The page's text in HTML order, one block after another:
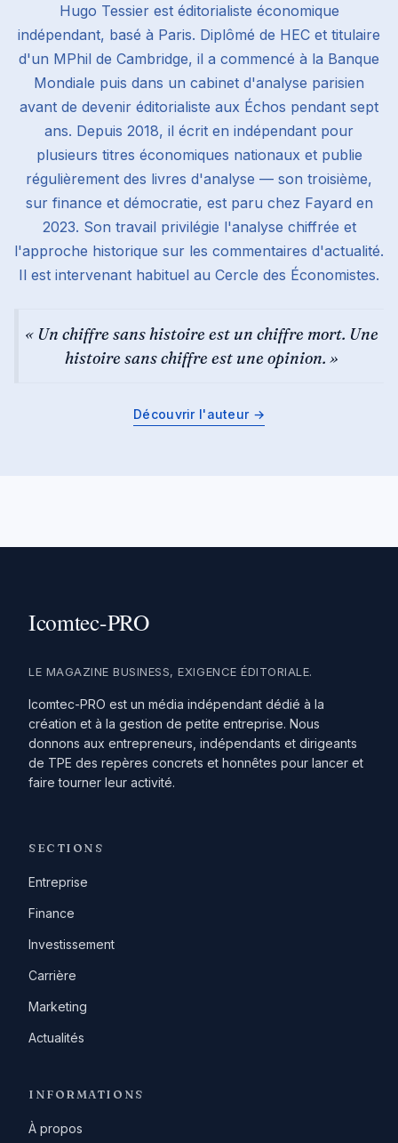
Hugo Tessier est éditorialiste économique
indépendant, basé à Paris. Diplômé de HEC et titulaire
d'un MPhil de Cambridge, il a commencé à la Banque
Mondiale puis dans un cabinet d'analyse parisien
avant de devenir éditorialiste aux Échos pendant sept
ans. Depuis 2018, il écrit en indépendant pour
plusieurs titres économiques nationaux et publie
régulièrement des livres d'analyse — son troisième,
sur finance et démocratie, est paru chez Fayard en
2023. Son travail privilégie l'analyse chiffrée et
l'approche historique sur les commentaires d'actualité.
Il est intervenant habituel au Cercle des Économistes.
« Un chiffre sans histoire est un chiffre mort. Une
histoire sans chiffre est une opinion. »
Découvrir l'auteur →
LE MAGAZINE BUSINESS, EXIGENCE ÉDITORIALE.
Icomtec-PRO est un média indépendant dédié à la
création et à la gestion de petite entreprise. Nous
donnons aux entrepreneurs, indépendants et dirigeants
de TPE des repères concrets et honnêtes pour lancer et
faire tourner leur activité.
SECTIONS
Entreprise
Finance
Investissement
Carrière
Marketing
Actualités
INFORMATIONS
À propos